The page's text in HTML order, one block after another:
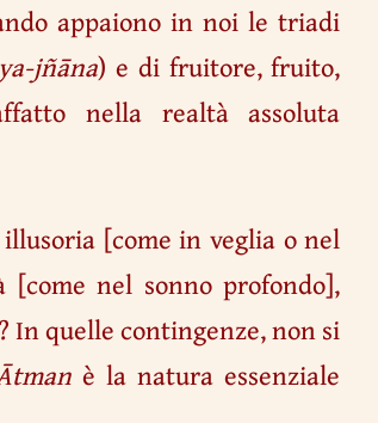
appaiono in noi le triadi
jñāna) e di fruitore, fruito,
nella realtà assoluta
[come in veglia o nel
nel sonno profondo],
In quelle contingenze, non si
è la natura essenziale